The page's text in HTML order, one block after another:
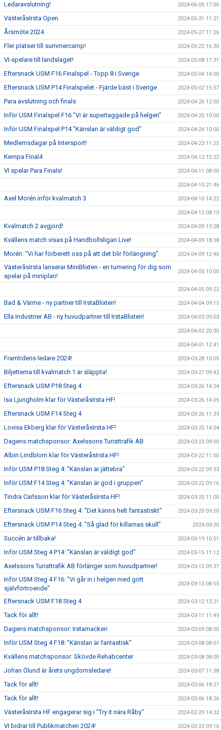
Ledaravslutning! 2024-06-05 17:06
VästeråsIrsta Open 2024-05-31 11:21
Årsmöte 2024 2024-05-27 11:26
Fler platser till summercamp! 2024-05-22 16:30
VI-spelare till landslaget! 2024-05-08 17:31
Eftersnack USM F16 Finalspel - Topp 8 i Sverige 2024-05-04 14:00
Eftersnack USM P14 Finalspelet - Fjärde bäst i Sverige 2024-05-02 15:57
Para avslutning och finals 2024-04-26 12:00
Inför USM Finalspel F16 "Vi är supertaggade på helgen" 2024-04-25 10:00
Inför USM Finalspel P14 "Känslan är väldigt god" 2024-04-24 10:00
Medlemsdagar på Intersport! 2024-04-23 11:25
Kempa Final4 2024-04-12 15:22
VI spelar Para Finals! 2024-04-11 08:00
2024-04-10 21:46
Axel Morén inför kvalmatch 3 2024-04-10 14:22
2024-04-10 08:10
Kvalmatch 2 avgjord! 2024-04-09 19:28
Kvällens match visas på Handbollsligan Live! 2024-04-09 18:38
Morén: "Vi har förberett oss på att det blir förlängning" 2024-04-09 12:46
VästeråsIrsta lanserar MiniBlixten - en turnering för dig som
spelar på miniplan!
2024-04-05 10:00
2024-04-05 09:22
Bad & Värme - ny partner till IrstaBlixten! 2024-04-04 09:15
Ella Industrier AB - ny huvudpartner till IrstaBlixten! 2024-04-03 09:03
2024-04-02 20:30
2024-04-01 12:41
Framtidens ledare 2024! 2024-03-28 10:05
Biljetterna till kvalmatch 1 är släppta! 2024-03-27 09:42
Eftersnack USM P18 Steg 4 2024-03-26 14:24
Isa Ljungholm klar för VästeråsIrsta HF! 2024-03-26 14:05
Eftersnack USM F14 Steg 4 2024-03-26 11:33
Lovisa Ekberg klar för VästeråsIrsta HF! 2024-03-25 14:04
Dagens matchsponsor: Axelssons Turisttrafik AB 2024-03-23 09:00
Albin Lindblom klar för VästeråsIrsta HF! 2024-03-22 11:00
Inför USM P18 Steg 4: "Känslan är jättebra" 2024-03-22 09:33
Inför USM F14 Steg 4: "Känslan är god i gruppen" 2024-03-22 09:16
Tindra Carlsson klar för VästeråsIrsta HF! 2024-03-20 11:00
Eftersnack USM F16 Steg 4: "Det känns helt fantastiskt" 2024-03-20 09:50
Eftersnack USM P14 Steg 4: "Så glad för killarnas skull" 2024-03-20
Succén är tillbaka! 2024-03-19 10:51
Inför USM Steg 4 P14: "Känslan är väldigt god" 2024-03-15 11:12
Axelssons Turisttrafik AB förlänger som huvudpartner! 2024-03-15 09:37
Inför USM Steg 4 F16: "Vi går in i helgen med gott
självförtroende"
2024-03-15 08:55
Eftersnack USM F18 Steg 4 2024-03-12 13:21
Tack för allt! 2024-03-11 11:49
Dagens matchsponsor: Irstamacken 2024-03-09 08:00
Inför USM Steg 4 F18: "Känslan är fantastisk" 2024-03-08 08:07
Kvällens matchsponsor: Skövde Rehabcenter 2024-03-08 08:00
Johan Ölund är årets ungdomsledare! 2024-03-07 11:38
Tack för allt! 2024-03-06 18:27
Tack för allt! 2024-03-06 18:26
VästeråsIrsta HF engagerar sig i "Try it nära Råby" 2024-02-29 14:32
VI bidrar till Publikmatchen 2024! 2024-02-23 09:16